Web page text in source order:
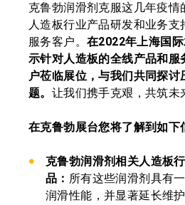
克鲁勃润滑剂克服这几年疫情
人造板行业产品研发和业务支
服务客户。 在2022年上海国
示针对人造板的全线产品和服
户莅临展位，与我们共同探讨
题。 让我们携手克艰，共筑未
在克鲁勃展台您将了解到如下
克鲁勃润滑剂相关人造板
品： 所有这些润滑剂具有
润滑性能，并显著延长维